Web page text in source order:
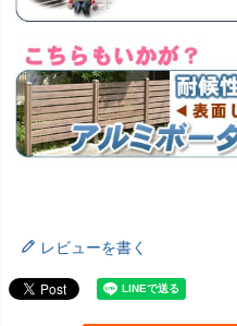
レビューを書く